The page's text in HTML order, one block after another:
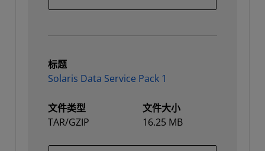
标题
Solaris Data Service Pack 1
文件类型
TAR/GZIP
文件大小
16.25 MB